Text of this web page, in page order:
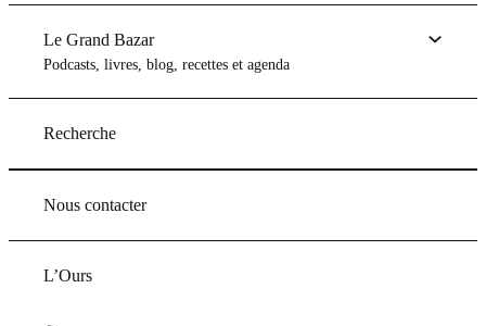
Le Grand Bazar
Podcasts, livres, blog, recettes et agenda
Recherche
Nous contacter
L’Ours